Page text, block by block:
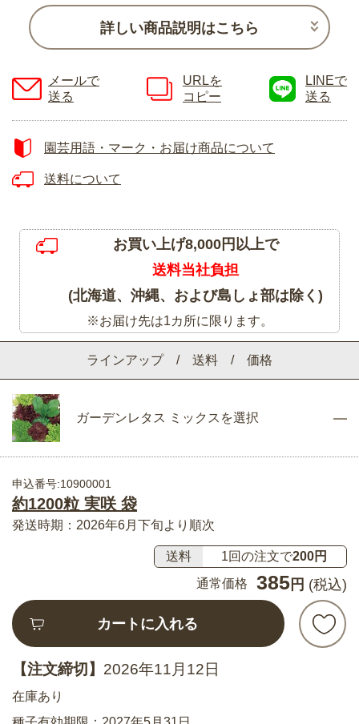
ラインアップ / 送料 / 価格
ガーデンレタス ミックスを選択
申込番号:10900001
約1200粒 実咲 袋
発送時期：2026年6月下旬より順次
送料 1回の注文で200円
通常価格
385 円 (税込)
カートに入れる
【注文締切】 2026年11月12日
在庫あり
詳しい商品説明はこちら
メールで
送る
URLを
コピー
LINEで
送る
園芸用語・マーク・お届け商品について
送料について
お買い上げ8,000円以上で
送料当社負担
(北海道、沖縄、および島しょ部は除く)
※お届け先は1カ所に限ります。